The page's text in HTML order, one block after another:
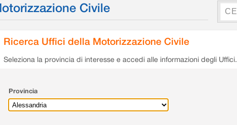
Civile
Ricerca Uffici della Motorizzazione Civile
Seleziona la provincia di interesse e accedi alle informazioni degli Uffici.
Provincia